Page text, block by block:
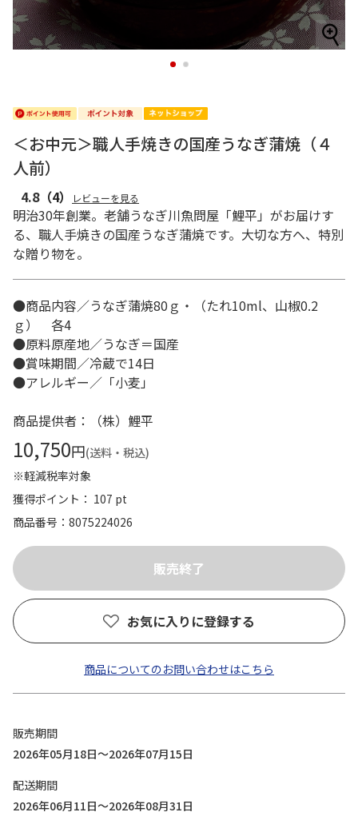
1 2
＜お中元＞職人手焼きの国産うなぎ蒲焼（４
人前）
4.8（4） レビューを見る
明治30年創業。老舗うなぎ川魚問屋「鯉平」がお届けす
る、職人手焼きの国産うなぎ蒲焼です。大切な方へ、特別
な贈り物を。
●商品内容／うなぎ蒲焼80ｇ・（たれ10ml、山椒0.2
ｇ） 各4
●原料原産地／うなぎ＝国産
●賞味期間／冷蔵で14日
●アレルギー／「小麦」
商品提供者：（株）鯉平
10,750円(送料・税込)
※軽減税率対象
獲得ポイント： 107 pt
商品番号
8075224026
お気に入りに登録する
商品についてのお問い合わせはこちら
販売期間
2026年05月18日～2026年07月15日
配送期間
2026年06月11日～2026年08月31日